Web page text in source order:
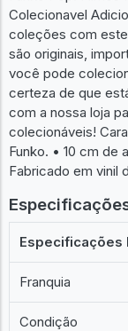
Colecionavel
coleções com
são originais,
você pode
certeza de que
com a nossa loja
colecionáveis!
Funko. • 10 cm de
Fabricado em vinil
Especificações
Franquia
Condição